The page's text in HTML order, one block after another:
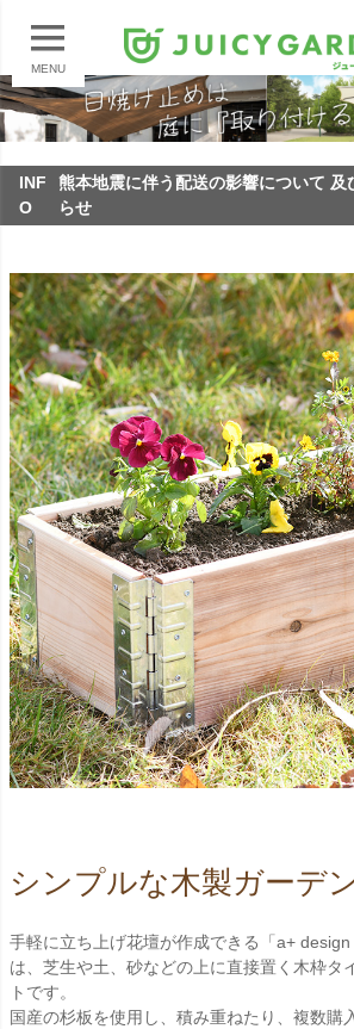
MENU
INF
O
熊本地震に伴う配送の影響について 及
らせ
シンプルな木製ガーデ
手軽に立ち上げ花壇が作成できる「a+ design
は、芝生や土、砂などの上に直接置く木枠タ
トです。
国産の杉板を使用し、積み重ねたり、複数購